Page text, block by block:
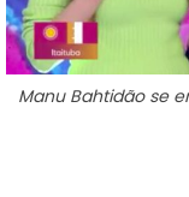
Manu Bahtidão se